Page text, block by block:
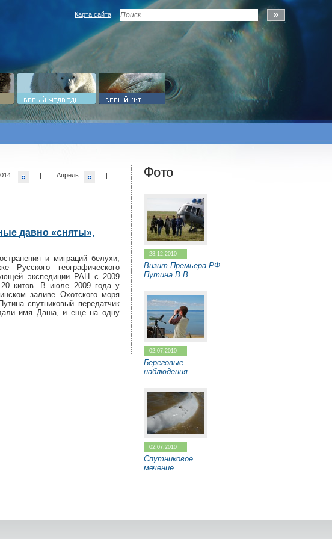
Карта сайта
Апрель |
|
давно «сняты»,
и миграций белухи,
Русского географического
экспедиции РАН с 2009
20 китов. В июле 2009 года у
заливе Охотского моря
спутниковый передатчик
имя Даша, и еще на одну
Фото
28.12.2010
Визит Премьера РФ
Путина В.В.
02.07.2010
Береговые
наблюдения
02.07.2010
Спутниковое
мечение